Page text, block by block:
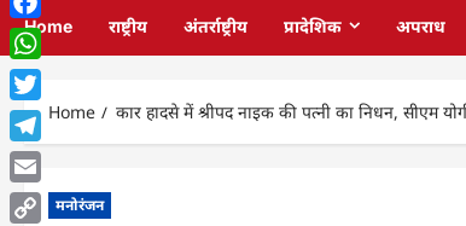
Home राष्ट्रीय अंतर्राष्ट्रीय प्रादेशिक अपराध
Home कार हादसे में श्रीपद नाइक की पत्नी का निधन, सीएम
मनोरंजन
Facebook
WhatsApp
Twitter
Telegram
Email